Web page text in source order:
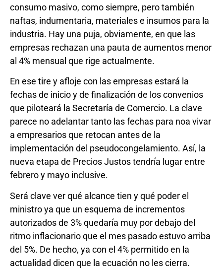
consumo masivo, como siempre, pero también
naftas, indumentaria, materiales e insumos para la
industria. Hay una puja, obviamente, en que las
empresas rechazan una pauta de aumentos menor
al 4% mensual que rige actualmente.
En ese tire y afloje con las empresas estará la
fechas de inicio y de finalización de los convenios
que piloteará la Secretaría de Comercio. La clave
parece no adelantar tanto las fechas para noa vivar
a empresarios que retocan antes de la
implementación del pseudocongelamiento. Así, la
nueva etapa de Precios Justos tendría lugar entre
febrero y mayo inclusive.
Será clave ver qué alcance tien y qué poder el
ministro ya que un esquema de incrementos
autorizados de 3% quedaría muy por debajo del
ritmo inflacionario que el mes pasado estuvo arriba
del 5%. De hecho, ya con el 4% permitido en la
actualidad dicen que la ecuación no les cierra.